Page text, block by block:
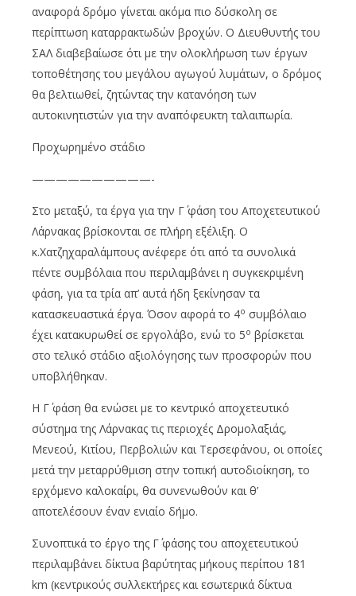
αναφορά δρόμο γίνεται ακόμα πιο δύσκολη σε
περίπτωση καταρρακτωδών βροχών. Ο Διευθυντής του
ΣΑΛ διαβεβαίωσε ότι με την ολοκλήρωση των έργων
τοποθέτησης του μεγάλου αγωγού λυμάτων, ο δρόμος
θα βελτιωθεί, ζητώντας την κατανόηση των
αυτοκινητιστών για την αναπόφευκτη ταλαιπωρία.
Προχωρημένο στάδιο
——————————-
Στο μεταξύ, τα έργα για την Γ΄ φάση του Αποχετευτικού
Λάρνακας βρίσκονται σε πλήρη εξέλιξη. Ο
κ.Χατζηχαραλάμπους ανέφερε ότι από τα συνολικά
πέντε συμβόλαια που περιλαμβάνει η συγκεκριμένη
φάση, για τα τρία απ’ αυτά ήδη ξεκίνησαν τα
κατασκευαστικά έργα. Όσον αφορά το 4ο συμβόλαιο
έχει κατακυρωθεί σε εργολάβο, ενώ το 5ο βρίσκεται
στο τελικό στάδιο αξιολόγησης των προσφορών που
υποβλήθηκαν.
Η Γ΄ φάση θα ενώσει με το κεντρικό αποχετευτικό
σύστημα της Λάρνακας τις περιοχές Δρομολαξιάς,
Μενεού, Κιτίου, Περβολιών και Τερσεφάνου, οι οποίες
μετά την μεταρρύθμιση στην τοπική αυτοδιοίκηση, το
ερχόμενο καλοκαίρι, θα συνενωθούν και θ’
αποτελέσουν έναν ενιαίο δήμο.
Συνοπτικά το έργο της Γ΄ φάσης του αποχετευτικού
περιλαμβάνει δίκτυα βαρύτητας μήκους περίπου 181
km (κεντρικούς συλλεκτήρες και εσωτερικά δίκτυα